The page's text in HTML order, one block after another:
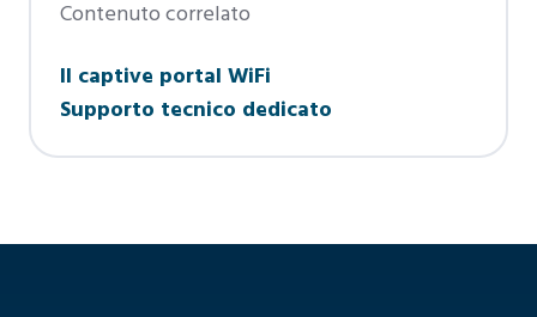
Contenuto correlato
Il captive portal WiFi
Supporto tecnico dedicato